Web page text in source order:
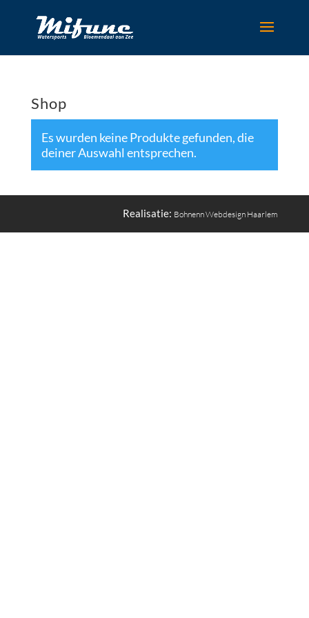
Shop
Es wurden keine Produkte gefunden, die
deiner Auswahl entsprechen.
Realisatie: Bohnenn Webdesign Haarlem